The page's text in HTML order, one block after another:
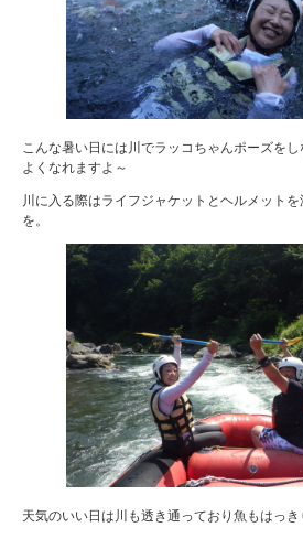
こんな暑い日には川でラッコちゃんポーズを
よくなれますよ～
川に入る際はライフジャケットとヘルメット
を。
天気のいい日は川も透き通っており魚もはっき